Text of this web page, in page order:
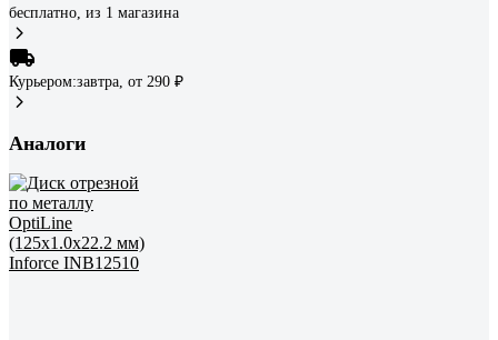
бесплатно, из 1 магазина
Курьером:завтра, от 290 ₽
Аналоги